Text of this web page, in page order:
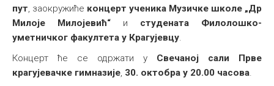
пут, заокружиће концерт ученика Музичке школе „Др
Милоје Милојевић“ и студената Филолошко-
уметничког факултета у Крагујевцу.
Концерт ће се одржати у Свечаној сали Прве
крагујевачке гимназије, 30. октобра у 20.00 часова.